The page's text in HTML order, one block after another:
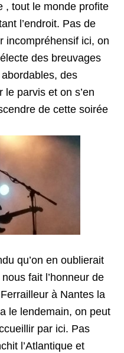
, tout le monde profite
l’endroit. Pas de
incompréhensif ici, on
des breuvages
des
parvis et on s’en
de cette soirée
qu’on en oublierait
fait l’honneur de
à Nantes la
le lendemain, on peut
par ici. Pas
l’Atlantique et